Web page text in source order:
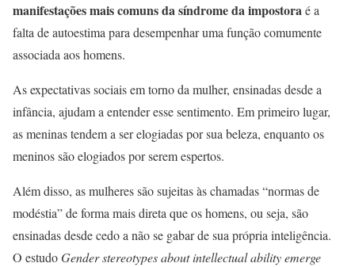
manifestações mais comuns da síndrome da impostoraé a
falta de autoestima para desempenhar uma função comumente
associada aos homens.
As expectativas sociais em torno da mulher, ensinadas desde a
infância, ajudam a entender esse sentimento. Em primeiro lugar,
as meninas tendem a ser elogiadas por sua beleza, enquanto os
meninos são elogiados por serem espertos.
Além disso, as mulheres são sujeitas às chamadas “normas de
modéstia” de forma mais direta que os homens, ou seja, são
ensinadas desde cedo a não se gabar de sua própria inteligência.
O estudoGender stereotypes about intellectual ability emerge